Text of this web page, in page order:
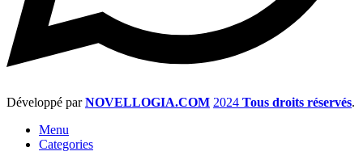
Développé parNOVELLOGIA.COM 2024 Tous droits réservés.
Menu
Categories